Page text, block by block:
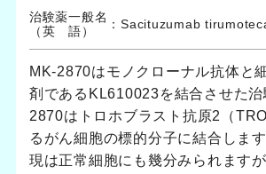
治験薬一般名
（英 語）
：Sacituzumab
MK-2870はモノクローナル抗体と
剤であるKL610023を結合させた
2870はトロホブラスト抗原2（
るがん細胞の標的分子に結合しま
現は正常細胞にも幾分みられます